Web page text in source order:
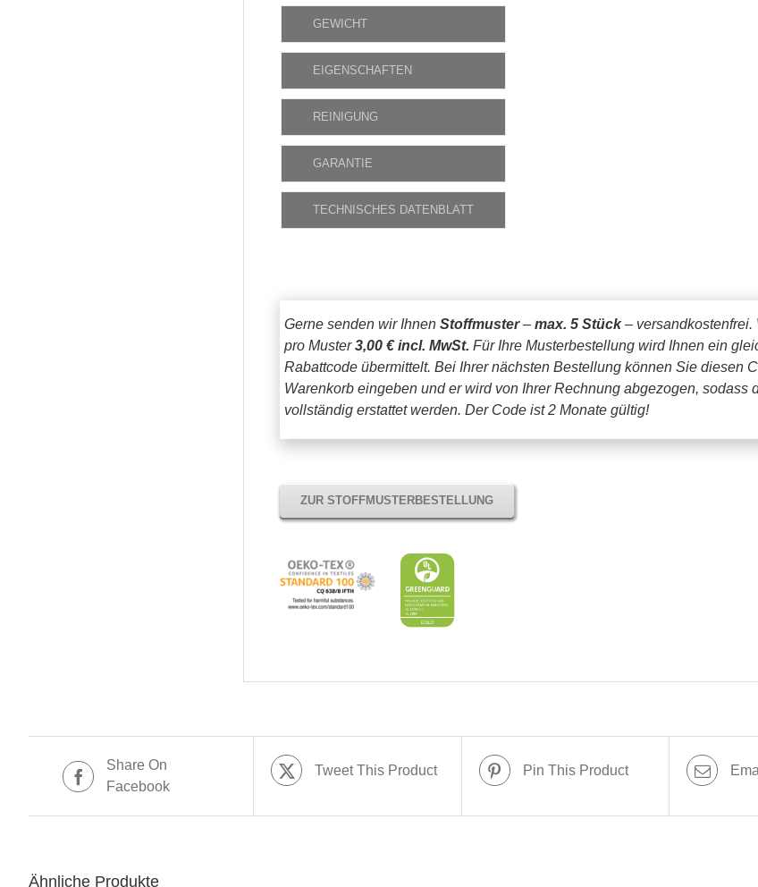
GEWICHT
EIGENSCHAFTEN
REINIGUNG
GARANTIE
TECHNISCHES DATENBLATT
Gerne senden wir Ihnen Stoffmuster– max. 5 Stück– versandkostenfrei.
pro Muster3,00 € incl. MwSt. Für Ihre Musterbestellung wird Ihnen ein
Rabattcode übermittelt. Bei Ihrer nächsten Bestellung können Sie diesen
Warenkorb eingeben und er wird von Ihrer Rechnung abgezogen, sodass
vollständig erstattet werden. Der Code ist 2 Monate gültig!
ZUR STOFFMUSTERBESTELLUNG
Share On
Facebook
Tweet This Product Pin This Product
Ähnliche Produkte